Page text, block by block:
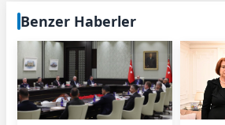
Benzer Haberler